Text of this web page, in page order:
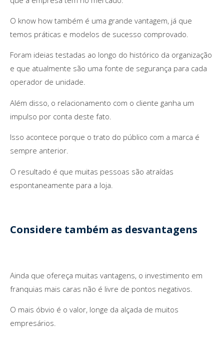
O know how também é uma grande vantagem, já que
temos práticas e modelos de sucesso comprovado.
Foram ideias testadas ao longo do histórico da organização
e que atualmente são uma fonte de segurança para cada
operador de unidade.
Além disso, o relacionamento com o cliente ganha um
impulso por conta deste fato.
Isso acontece porque o trato do público com a marca é
sempre anterior.
O resultado é que muitas pessoas são atraídas
espontaneamente para a loja.
Considere também as desvantagens
Ainda que ofereça muitas vantagens, o investimento em
franquias mais caras não é livre de pontos negativos.
O mais óbvio é o valor, longe da alçada de muitos
empresários.